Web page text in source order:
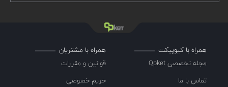
همراه با کیوپیکت
مجله تخصصی Qpket
تماس با ما
همراه با مشتریان
قوانین و مقررات
حریم خصوصی